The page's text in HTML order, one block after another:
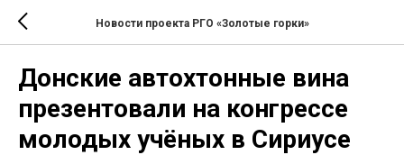
Новости проекта РГО «Золотые горки»
Донские автохтонные вина
презентовали на конгрессе
молодых учёных в Сириусе